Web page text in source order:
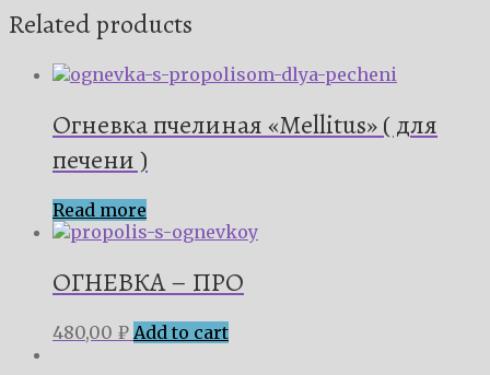
Related products
Огневка пчелиная «Mellitus» ( для
печени )
Read more
ОГНЕВКА – ПРО
480,00 ₽ Add to cart